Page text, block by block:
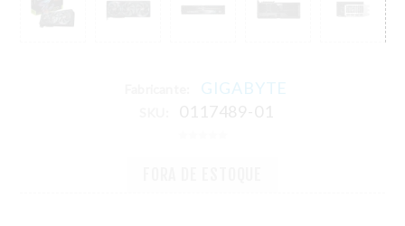
GIGABYTE